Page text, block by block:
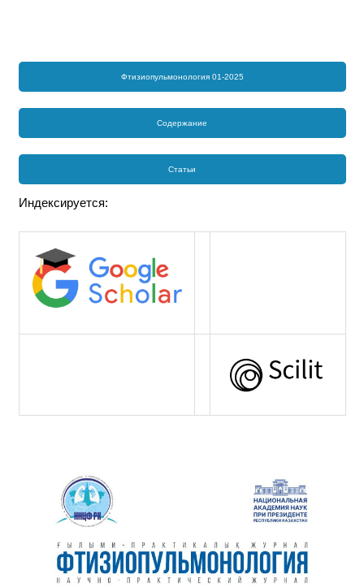
Фтизиопульмонология 01-2025
Содержание
Статьи
Индексируется: